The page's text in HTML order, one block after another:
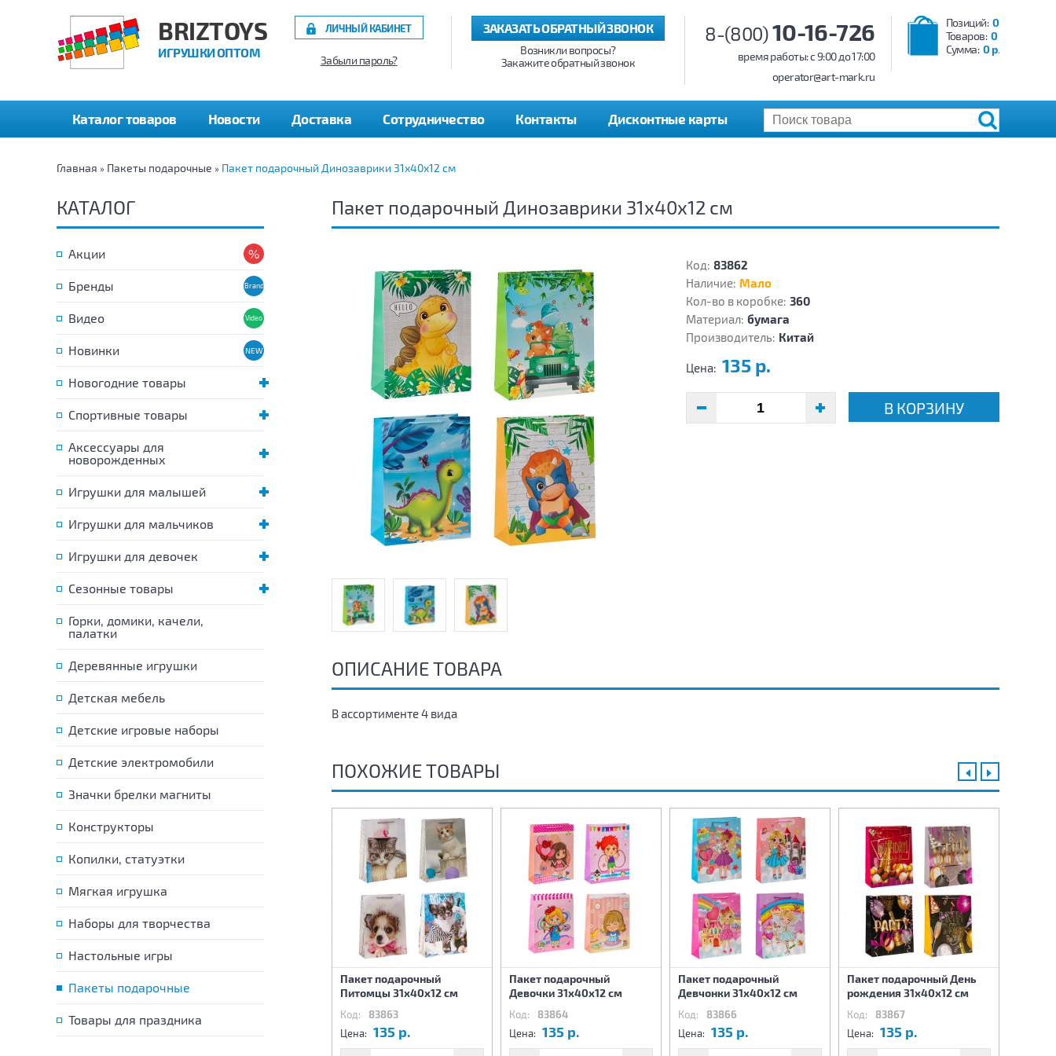
BRIZTOYS
ИГРУШКИ ОПТОМ
Позиций: 0
Товаров: 0
Сумма: 0 р.
8-(800)10-16-726
время работы: c 9:00 до 17:00
operator@art-mark.ru
ЗАКАЗАТЬ ОБРАТНЫЙ ЗВОНОК
Возникли вопросы?
Закажите обратный звонок
ЛИЧНЫЙ КАБИНЕТ
Забыли пароль?
Каталог товаров Новости Доставка Сотрудничество Контакты Дисконтные карты
Главная » Пакеты подарочные » Пакет подарочный Динозаврики 31х40х12 см
КАТАЛОГ
Акции
Бренды
Видео
Новинки
Новогодние товары
Спортивные товары
Аксессуары для
новорожденных
Игрушки для малышей
Игрушки для мальчиков
Игрушки для девочек
Сезонные товары
Горки, домики, качели,
палатки
Деревянные игрушки
Детская мебель
Детские игровые наборы
Детские электромобили
Значки брелки магниты
Конструкторы
Копилки, статуэтки
Мягкая игрушка
Наборы для творчества
Настольные игры
Пакеты подарочные
Товары для праздника
Пакет подарочный Динозаврики 31х40х12 см
Код: 83862
Наличие: Мало
Кол-во в коробке: 360
Материал: бумага
Производитель: Китай
Цена: 135 р.
В КОРЗИНУ
ОПИСАНИЕ ТОВАРА
В ассортименте 4 вида
ПОХОЖИЕ ТОВАРЫ
с подарком 31х40х12 см
см
Пакет подарочный
Питомцы 31х40х12 см
Код: 83863
Цена: 135 р.
Пакет подарочный
Девочки 31х40х12 см
Код: 83864
Цена: 135 р.
Пакет подарочный
Девчонки 31х40х12 см
Код: 83866
Цена: 135 р.
Пакет подарочный День
рождения 31х40х12 см
Код: 83867
Цена: 135 р.